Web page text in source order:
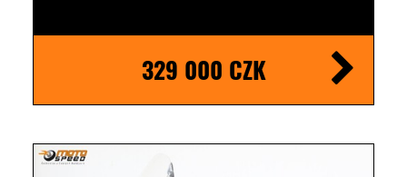
329 000 CZK